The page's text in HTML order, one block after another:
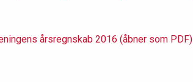
årsregnskab 2016 (åbner som PDF)